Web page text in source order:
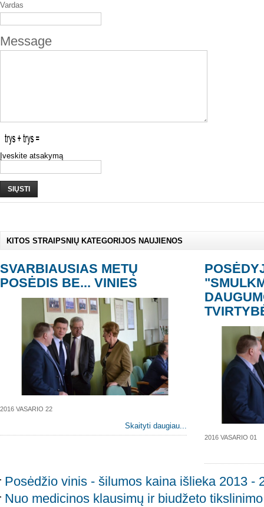
Vardas
Message
Įveskite atsakymą
SIŲSTI
KITOS STRAIPSNIŲ KATEGORIJOS NAUJIENOS
SVARBIAUSIAS METŲ
POSĖDIS BE... VINIES
2016 VASARIO 22
Skaityti daugiau...
2016 VASARIO 01
Posėdžio vinis - šilumos kaina išlieka 2013 -
Nuo medicinos klausimų ir biudžeto